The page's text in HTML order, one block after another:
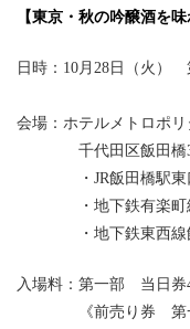
【東京・秋の吟醸酒を味
日時：10月28日（火）
第二部 18
会場：ホテルメトロポ
千代田区飯田橋3-
・JR飯田橋駅東口
・地下鉄有楽町線、
・地下鉄東西線飯
入場料：第一部 当日券
《前売り券 第一部